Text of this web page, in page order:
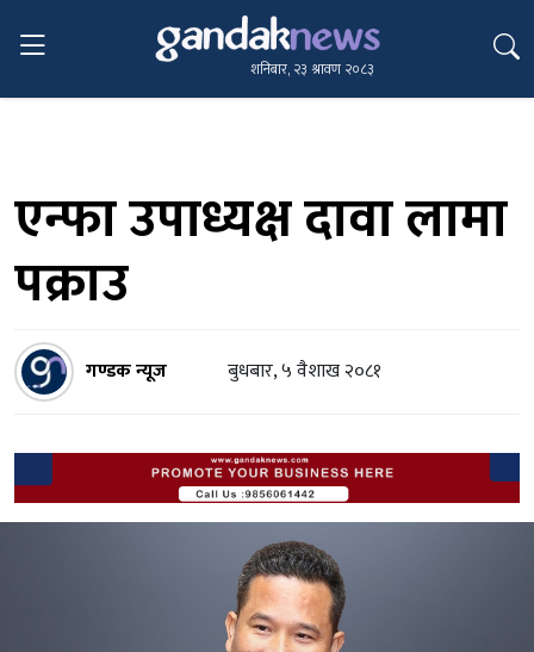
शनिबार, २३ श्रावण २०८३
एन्फा उपाध्यक्ष दावा लामा
पक्राउ
गण्डक न्यूज बुधबार, ५ वैशाख २०८१